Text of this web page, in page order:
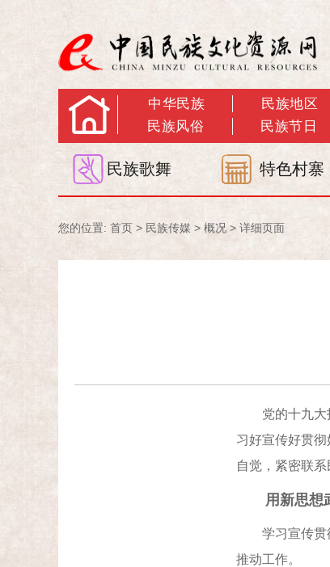
中华民族 民族地区
民族风俗
民族节日
民族歌舞 特色村寨
您的位置: 首页 > 民族传媒 > 概况 > 详细页面
党的十九大报
习好宣传好贯
自觉，紧密联
用新思想武
学习宣传贯彻
推动工作。